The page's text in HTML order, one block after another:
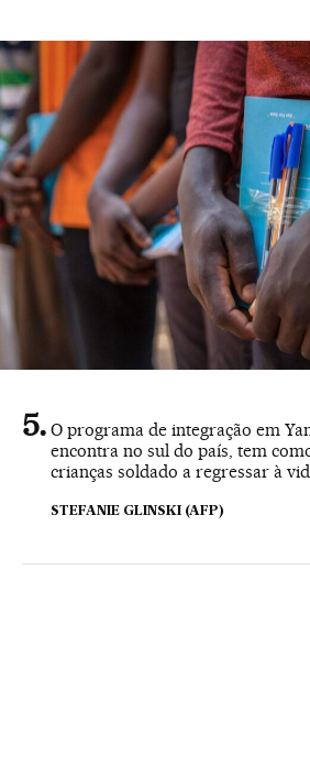
O programa de integração em
encontra no sul do país, tem
crianças soldado a regressar à
STEFANIE GLINSKI (AFP)